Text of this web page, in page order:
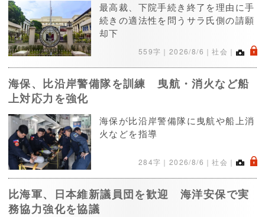
最高裁、下院手続き終了を理由に手
続きの適法性を問うサラ氏側の請願
却下
559字｜ 2026/8/6 ｜社会｜ .
海保、比沿岸警備隊を訓練 曳航・消火など船
上対応力を強化
海保が比沿岸警備隊に曳航や船上消
火などを指導
284字｜ 2026/8/6 ｜社会｜ .
比海軍、日本維新議員団を歓迎 海洋安保で実
務協力強化を協議